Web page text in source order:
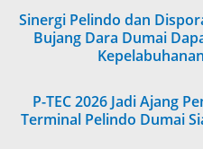
Sinergi Pelindo dan
Bujang Dara Dumai
Kepelabuhanan
P-TEC 2026 Jadi Ajang
Terminal Pelindo Dumai